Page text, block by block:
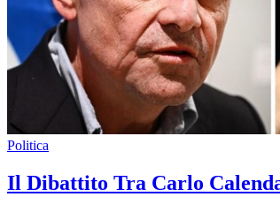
Politica
Il Dibattito Tra Carlo